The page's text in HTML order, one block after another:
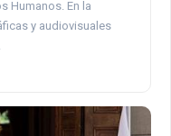
Humanos. En la
y audiovisuales